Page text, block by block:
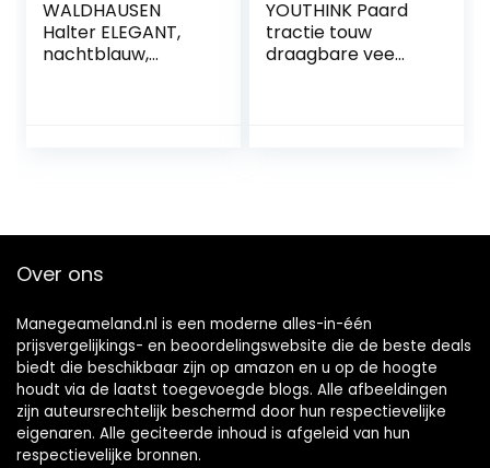
WALDHAUSEN
Halter ELEGANT,
nachtblauw,
YOUTHINK Paard
tractie touw
draagbare vee
Over ons
Manegeameland.nl is een moderne alles-in-één
prijsvergelijkings- en beoordelingswebsite die de beste deals
biedt die beschikbaar zijn op amazon en u op de hoogte
houdt via de laatst toegevoegde blogs. Alle afbeeldingen
zijn auteursrechtelijk beschermd door hun respectievelijke
eigenaren. Alle geciteerde inhoud is afgeleid van hun
respectievelijke bronnen.